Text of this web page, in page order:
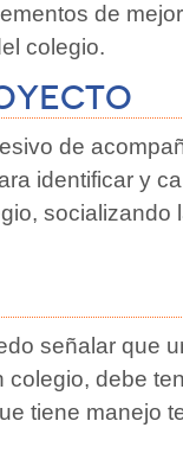
de
colegio.
de
identificar y
socializando
señalar que
debe
tiene manejo